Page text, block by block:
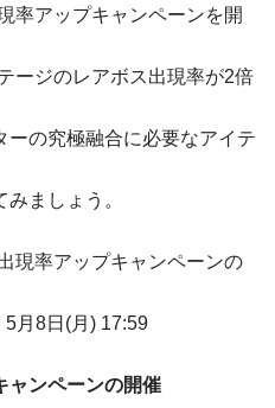
率アップキャンペーンを開
ージのレアボス出現率が2倍
ーの究極融合に必要なアイテ
ましょう。
現率アップキャンペーンの
月8日(月) 17:59
ャンペーンの開催